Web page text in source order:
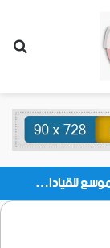
برعاية الرئيس الزُبيدي.. بدء انعقاد الاجتماع الموسع للقيادات المحلية بالعاصمة ولمديريات وكتل مجلس العموم ومنسقيات الجامعة بالعاصمة عدن